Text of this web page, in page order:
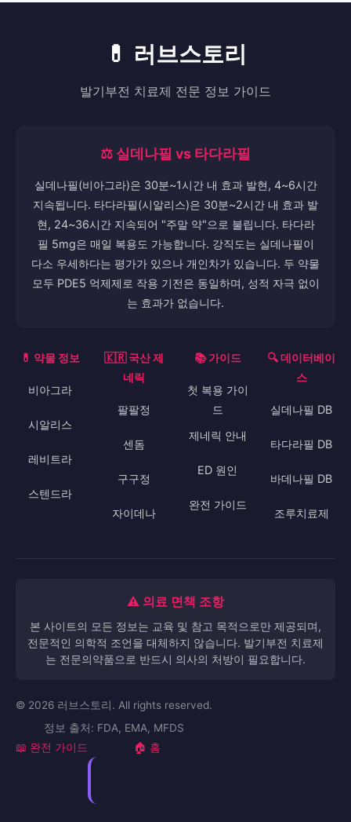
💊 러브스토리
발기부전 치료제 전문 정보 가이드
⚖️ 실데나필 vs 타다라필
실데나필(비아그라)은 30분~1시간 내 효과 발현, 4~6시간
지속됩니다. 타다라필(시알리스)은 30분~2시간 내 효과 발
현, 24~36시간 지속되어 "주말 약"으로 불립니다. 타다라
필 5mg은 매일 복용도 가능합니다. 강직도는 실데나필이
다소 우세하다는 평가가 있으나 개인차가 있습니다. 두 약물
모두 PDE5 억제제로 작용 기전은 동일하며, 성적 자극 없이
는 효과가 없습니다.
💊 약물 정보
비아그라
시알리스
레비트라
스텐드라
🇰🇷 국산 제
네릭
팔팔정
센돔
구구정
자이데나
📚 가이드
첫 복용 가이
드
제네릭 안내
ED 원인
완전 가이드
🔍 데이터베이
스
실데나필 DB
타다라필 DB
바데나필 DB
조루치료제
⚠️ 의료 면책 조항
본 사이트의 모든 정보는 교육 및 참고 목적으로만 제공되며,
전문적인 의학적 조언을 대체하지 않습니다. 발기부전 치료제
는 전문의약품으로 반드시 의사의 처방이 필요합니다.
© 2026 러브스토리. All rights reserved.
정보 출처: FDA, EMA, MFDS
📖 완전 가이드 🏠 홈